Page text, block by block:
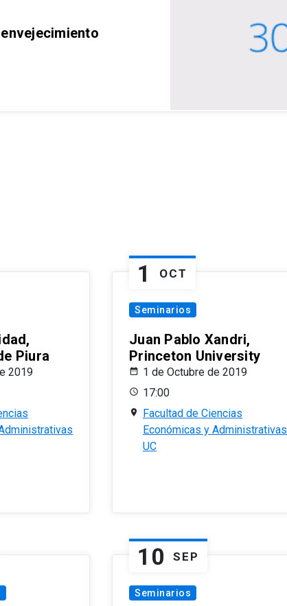
Piura
2019
1 OCT
Seminarios
Juan Pablo Xandri,
Princeton University
1 de Octubre de 2019
17:00
Facultad de Ciencias
Económicas y Administrativas
UC
10 SEP
Seminarios